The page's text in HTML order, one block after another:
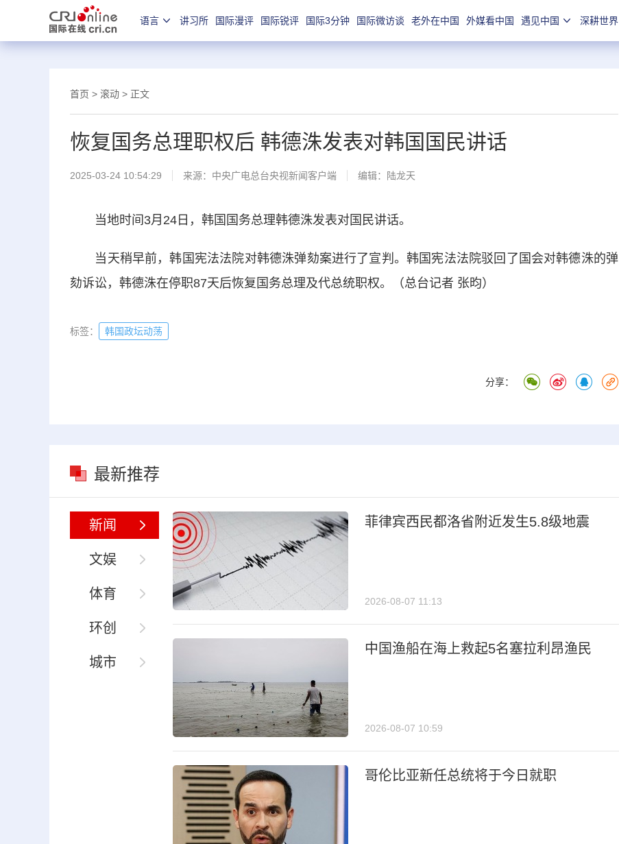
语言 讲习所 国际漫评 国际锐评 国际3分钟 国际微访谈 老外在中国 外媒看中国 遇见中国 深耕世界
首页 > 滚动 > 正文
恢复国务总理职权后 韩德洙发表对韩国国民讲话
2025-03-24 10:54:29 来源： 中央广电总台央视新闻客户端 编辑：陆龙天
当地时间3月24日，韩国国务总理韩德洙发表对国民讲话。
当天稍早前，韩国宪法法院对韩德洙弹劾案进行了宣判。韩国宪法法院驳回了国会对韩德洙的弹
劾诉讼，韩德洙在停职87天后恢复国务总理及代总统职权。（总台记者 张昀）
标签： 韩国政坛动荡
分享：
最新推荐
新闻
文娱
体育
环创
城市
菲律宾西民都洛省附近发生5.8级地震
2026-08-07 11:13
中国渔船在海上救起5名塞拉利昂渔民
2026-08-07 10:59
哥伦比亚新任总统将于今日就职